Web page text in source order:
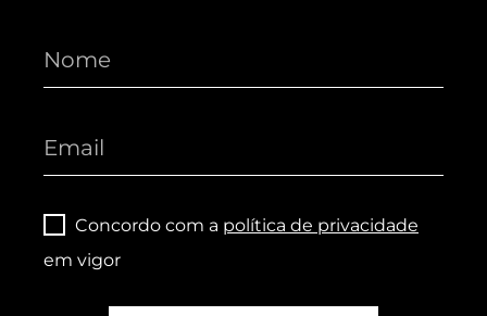
Concordo com a política de privacidade
em vigor